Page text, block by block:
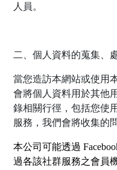
人員。
二、個人資料的蒐集、
當您造訪本網站或使用
會將個人資料用於其他
錄相關行徑，包括您使
服務，我們會將收集的
本公司可能透過
過各該社群服務之會員